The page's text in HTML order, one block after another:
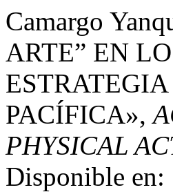
Camargo
ARTE” EN
PACÍFICA»,
PHYSICAL
Disponible en: